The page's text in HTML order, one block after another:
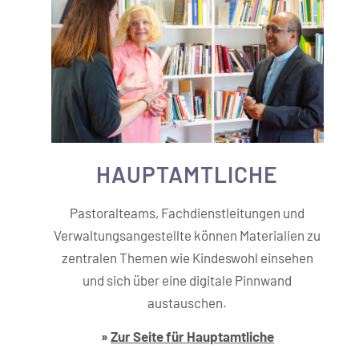
HAUPT­­AMTLICHE
Pastoralteams, Fachdienstleitungen und
Verwaltungsangestellte können Materialien zu
zentralen Themen wie Kindeswohl einsehen
und sich über eine digitale Pinnwand
austauschen.
» Zur Seite für Hauptamtliche